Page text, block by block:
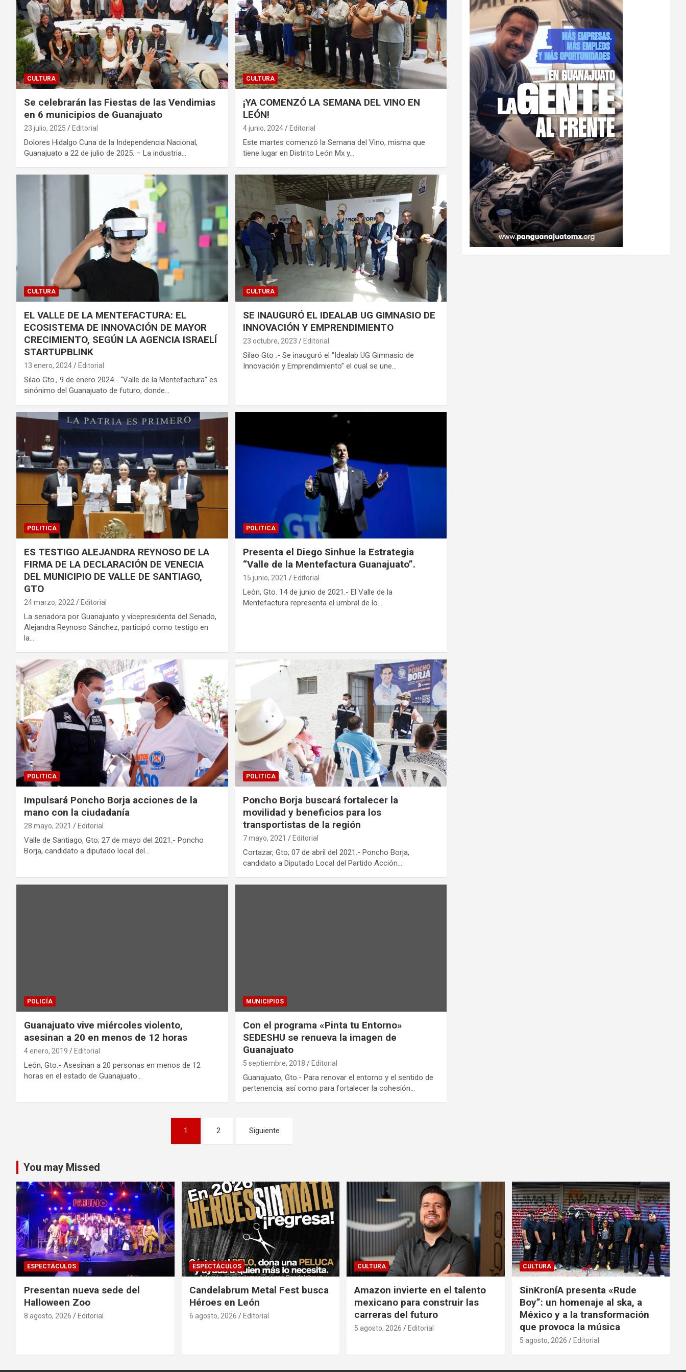
CULTURA
Se celebrarán las Fiestas de las Vendimias
en 6 municipios de Guanajuato
23 julio, 2025 Editorial
Dolores Hidalgo Cuna de la Independencia Nacional,
Guanajuato a 22 de julio de 2025. – La industria…
CULTURA
¡YA COMENZÓ LA SEMANA DEL VINO EN
LEÓN!
4 junio, 2024 Editorial
Este martes comenzó la Semana del Vino, misma que
tiene lugar en Distrito León Mx y…
CULTURA
EL VALLE DE LA MENTEFACTURA: EL
ECOSISTEMA DE INNOVACIÓN DE MAYOR
CRECIMIENTO, SEGÚN LA AGENCIA ISRAELÍ
STARTUPBLINK
13 enero, 2024 Editorial
Silao Gto., 9 de enero 2024.- “Valle de la Mentefactura” es
sinónimo del Guanajuato de futuro, donde…
CULTURA
SE INAUGURÓ EL IDEALAB UG GIMNASIO DE
INNOVACIÓN Y EMPRENDIMIENTO
23 octubre, 2023 Editorial
Silao Gto .- Se inauguró el “Idealab UG Gimnasio de
Innovación y Emprendimiento” el cual se une…
POLITICA
ES TESTIGO ALEJANDRA REYNOSO DE LA
FIRMA DE LA DECLARACIÓN DE VENECIA
DEL MUNICIPIO DE VALLE DE SANTIAGO,
GTO
24 marzo, 2022 Editorial
La senadora por Guanajuato y vicepresidenta del Senado,
Alejandra Reynoso Sánchez, participó como testigo en
la…
POLITICA
Presenta el Diego Sinhue la Estrategia
“Valle de la Mentefactura Guanajuato”.
15 junio, 2021 Editorial
León, Gto. 14 de junio de 2021.- El Valle de la
Mentefactura representa el umbral de lo…
POLITICA
Impulsará Poncho Borja acciones de la
mano con la ciudadanía
28 mayo, 2021 Editorial
Valle de Santiago, Gto; 27 de mayo del 2021.- Poncho
Borja, candidato a diputado local del…
POLITICA
Poncho Borja buscará fortalecer la
movilidad y beneficios para los
transportistas de la región
7 mayo, 2021 Editorial
Cortazar, Gto; 07 de abril del 2021.- Poncho Borja,
candidato a Diputado Local del Partido Acción…
POLICÍA
Guanajuato vive miércoles violento,
asesinan a 20 en menos de 12 horas
4 enero, 2019 Editorial
León, Gto.- Asesinan a 20 personas en menos de 12
horas en el estado de Guanajuato…
MUNICIPIOS
Con el programa «Pinta tu Entorno»
SEDESHU se renueva la imagen de
Guanajuato
5 septiembre, 2018 Editorial
Guanajuato, Gto.- Para renovar el entorno y el sentido de
pertenencia, así como para fortalecer la cohesión…
entradas
1 2 Siguiente
You may Missed
ESPECTÁCULOS
Presentan nueva sede del
Halloween Zoo
8 agosto, 2026 Editorial
ESPECTÁCULOS
Candelabrum Metal Fest busca
Héroes en León
6 agosto, 2026 Editorial
CULTURA
Amazon invierte en el talento
mexicano para construir las
carreras del futuro
5 agosto, 2026 Editorial
CULTURA
SinKroníA presenta «Rude
Boy”: un homenaje al ska, a
México y a la transformación
que provoca la música
5 agosto, 2026 Editorial